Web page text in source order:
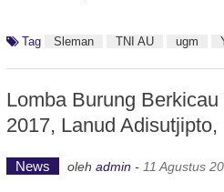
Tag Sleman TNI AU ugm
Lomba Burung Berkicau
2017, Lanud Adisutjipto,
News oleh admin - 11 Agustus